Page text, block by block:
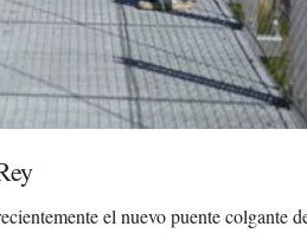
el nuevo puente colgante